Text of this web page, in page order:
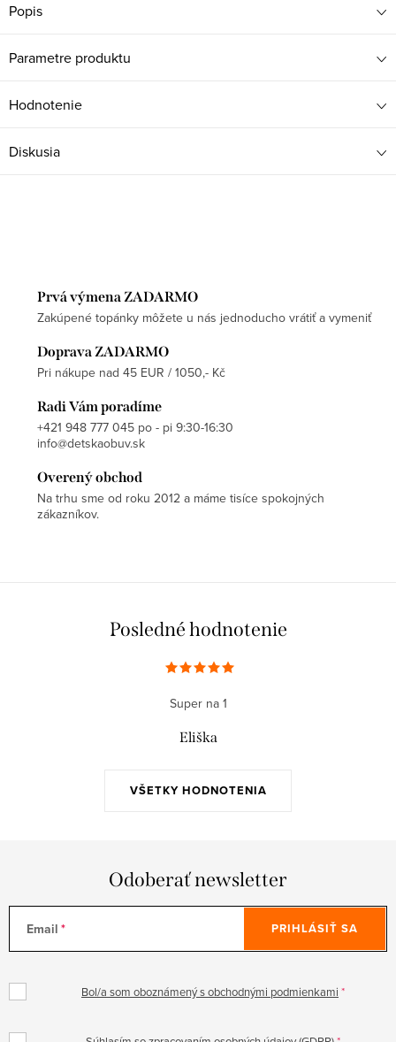
Popis
Parametre produktu
Hodnotenie
Diskusia
Prvá výmena ZADARMO
Zakúpené topánky môžete u nás jednoducho vrátiť a vymeniť
Doprava ZADARMO
Pri nákupe nad 45 EUR / 1050,- Kč
Radi Vám poradíme
+421 948 777 045 po - pi 9:30-16:30
info@detskaobuv.sk
Overený obchod
Na trhu sme od roku 2012 a máme tisíce spokojných
zákazníkov.
Posledné hodnotenie
VŠETKY HODNOTENIA
Super na 1
Eliška
Odoberať newsletter
Email
Bol/a som oboznámený s obchodnými podmienkami
PRIHLÁSIŤ SA